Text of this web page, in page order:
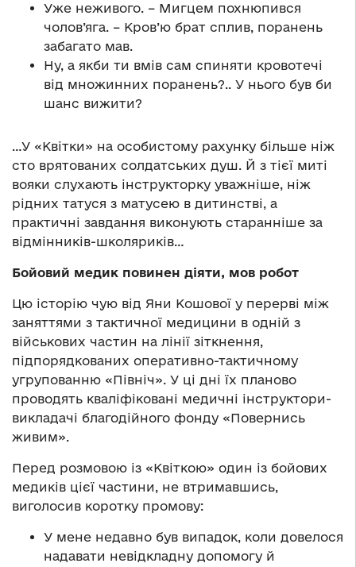
Уже неживого. – Мигцем похнюпився
чолов’яга. – Кров’ю брат сплив, поранень
забагато мав.
Ну, а якби ти вмів сам спиняти кровотечі
від множинних поранень?.. У нього був би
шанс вижити?
…У «Квітки» на особистому рахунку більше ніж
сто врятованих солдатських душ. Й з тієї миті
вояки слухають інструкторку уважніше, ніж
рідних татуся з матусею в дитинстві, а
практичні завдання виконують старанніше за
відмінників-школяриків…
Бойовий медик повинен діяти, мов робот
Цю історію чую від Яни Кошової у перерві між
заняттями з тактичної медицини в одній з
військових частин на лінії зіткнення,
підпорядкованих оперативно-тактичному
угрупованню «Північ». У ці дні їх планово
проводять кваліфіковані медичні інструктори-
викладачі благодійного фонду «Повернись
живим».
Перед розмовою із «Квіткою» один із бойових
медиків цієї частини, не втримавшись,
виголосив коротку промову:
У мене недавно був випадок, коли довелося
надавати невідкладну допомогу й